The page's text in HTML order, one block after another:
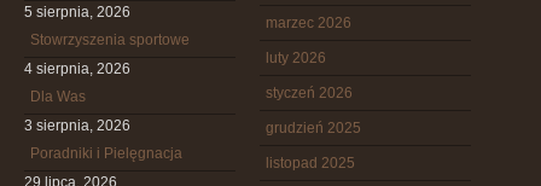
5 sierpnia, 2026
Stowrzyszenia sportowe
4 sierpnia, 2026
Dla Was
3 sierpnia, 2026
Poradniki i Pielęgnacja
29 lipca, 2026
marzec 2026
luty 2026
styczeń 2026
grudzień 2025
listopad 2025